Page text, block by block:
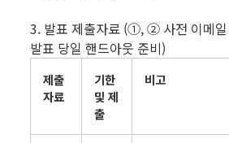
3. 발표 제출자료 (①, ② 사전 이메
발표 당일 핸드아웃 준비)
제출
자료
기한
및 제
출
비고